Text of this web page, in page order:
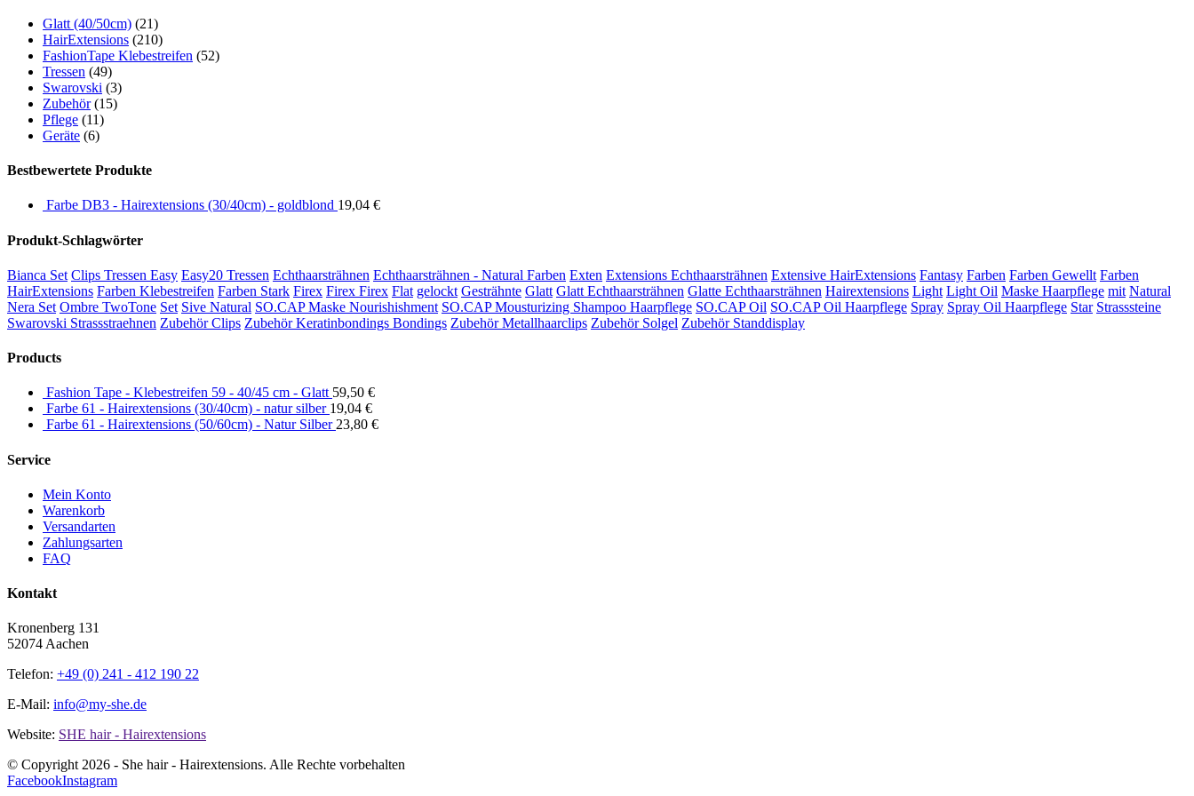
Glatt (40/50cm) (21)
HairExtensions (210)
FashionTape Klebestreifen (52)
Tressen (49)
Swarovski (3)
Zubehör (15)
Pflege (11)
Geräte (6)
Bestbewertete Produkte
Farbe DB3 - Hairextensions (30/40cm) - goldblond 19,04 €
Produkt-Schlagwörter
Bianca Set Clips Tressen Easy Easy20 Tressen Echthaarsträhnen Echthaarsträhnen - Natural Farben Exten Extensions Echthaarsträhnen Extensive HairExtensions Fantasy Farben Farben Gewellt Farben
HairExtensions Farben Klebestreifen Farben Stark Firex Firex Firex Flat gelockt Gesträhnte Glatt Glatt Echthaarsträhnen Glatte Echthaarsträhnen Hairextensions Light Light Oil Maske Haarpflege mit Natural
Nera Set Ombre TwoTone Set Sive Natural SO.CAP Maske Nourishishment SO.CAP Mousturizing Shampoo Haarpflege SO.CAP Oil SO.CAP Oil Haarpflege Spray Spray Oil Haarpflege Star Strasssteine
Swarovski Strassstraehnen Zubehör Clips Zubehör Keratinbondings Bondings Zubehör Metallhaarclips Zubehör Solgel Zubehör Standdisplay
Products
Fashion Tape - Klebestreifen 59 - 40/45 cm - Glatt 59,50 €
Farbe 61 - Hairextensions (30/40cm) - natur silber 19,04 €
Farbe 61 - Hairextensions (50/60cm) - Natur Silber 23,80 €
Service
Mein Konto
Warenkorb
Versandarten
Zahlungsarten
FAQ
Kontakt
Kronenberg 131
52074 Aachen
Telefon: +49 (0) 241 - 412 190 22
E-Mail: info@my-she.de
Website: SHE hair - Hairextensions
© Copyright2026 - She hair - Hairextensions. Alle Rechte vorbehalten
FacebookInstagram